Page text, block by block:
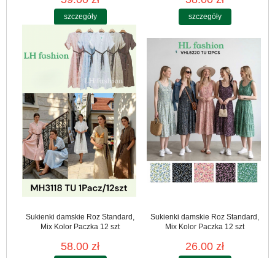
szczegóły szczegóły
Sukienki damskie Roz Standard,
Mix Kolor Paczka 12 szt
58.00 zł
Sukienki damskie Roz Standard,
Mix Kolor Paczka 12 szt
26.00 zł